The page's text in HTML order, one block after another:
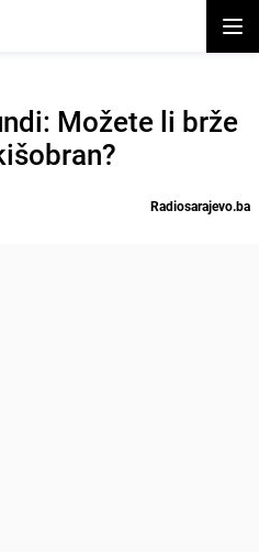
Možete li brže
Radiosarajevo.ba